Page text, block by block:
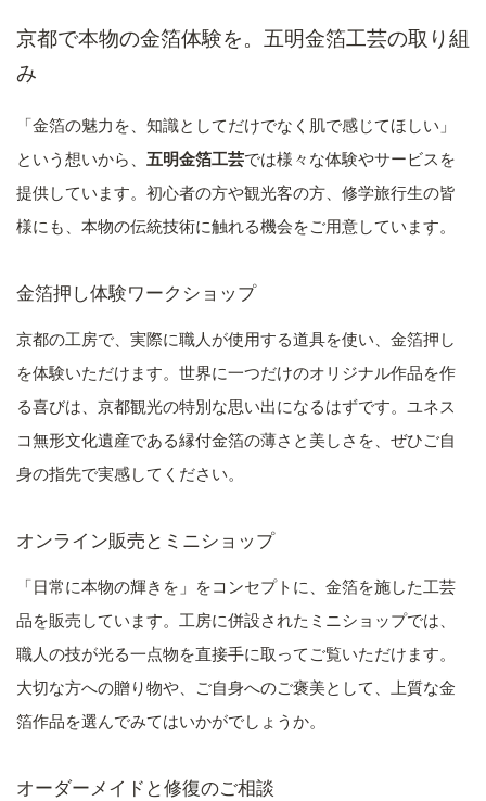
京都で本物の金箔体験を。五明金箔工芸の取り組
み
「金箔の魅力を、知識としてだけでなく肌で感じてほしい」
という想いから、 五明金箔工芸では様々な体験やサービスを
提供しています。初心者の方や観光客の方、修学旅行生の皆
様にも、本物の伝統技術に触れる機会をご用意しています。
金箔押し体験ワークショップ
京都の工房で、実際に職人が使用する道具を使い、金箔押し
を体験いただけます。世界に一つだけのオリジナル作品を作
る喜びは、京都観光の特別な思い出になるはずです。ユネス
コ無形文化遺産である縁付金箔の薄さと美しさを、ぜひご自
身の指先で実感してください。
オンライン販売とミニショップ
「日常に本物の輝きを」をコンセプトに、金箔を施した工芸
品を販売しています。工房に併設されたミニショップでは、
職人の技が光る一点物を直接手に取ってご覧いただけます。
大切な方への贈り物や、ご自身へのご褒美として、上質な金
箔作品を選んでみてはいかがでしょうか。
オーダーメイドと修復のご相談